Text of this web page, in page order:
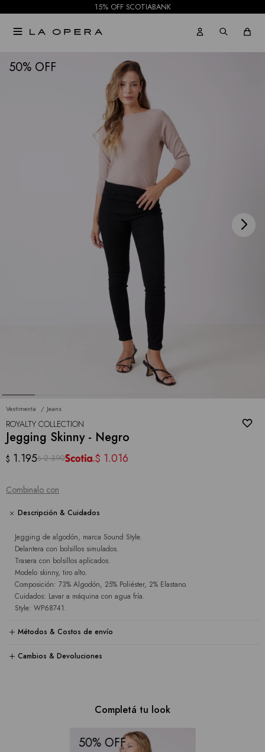
15% OFF SCOTIABANK

50
Vestimenta Jeans
ROYALTY COLLECTION
Jegging Skinny - Negro
$ 1.195$ 2.390 $ 1.016
Combinalo con
Descripción & Cuidados
Jegging de algodón, marca Sound Style.
Delantera con bolsillos simulados.
Trasera con bolsillos aplicados.
Modelo skinny, tiro alto.
Composición: 73% Algodón, 25% Poliéster, 2% Elastano.
Cuidados: Lavar a máquina con agua fría.
Style: WP68741.
Métodos & Costos de envío
Cambios & Devoluciones
Completá tu look
50
NOTIFICARME